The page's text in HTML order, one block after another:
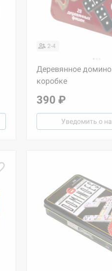
2-4
Деревянное
коробке
390 ₽
Уведомить о